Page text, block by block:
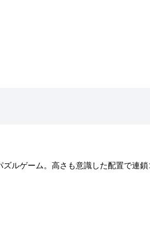
ルゲーム。高さも意識した配置で連鎖